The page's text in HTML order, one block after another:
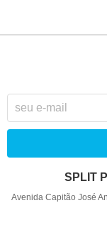
SPLIT
Avenida Capitão José